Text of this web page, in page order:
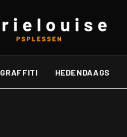
GRAFFITI HEDENDAAGS